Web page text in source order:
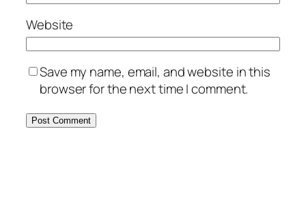
Website
Save my name, email, and website in this
browser for the next time I comment.